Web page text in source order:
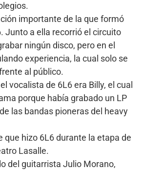
importante de la que formó
Junto a ella recorrió el circuito
ningún disco, pero en el
experiencia, la cual solo se
al público.
vocalista de 6L6 era Billy, el cual
porque había grabado un LP
las bandas pioneras del heavy
que hizo 6L6 durante la etapa de
Lasalle.
del guitarrista Julio Morano,